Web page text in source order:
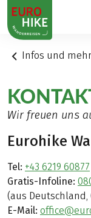
1
Infos und mehr
Wir freuen uns
Eurohike
Tel: +43 6219 60877
Gratis-Infoline:
(aus Deutschland,
E-Mail: